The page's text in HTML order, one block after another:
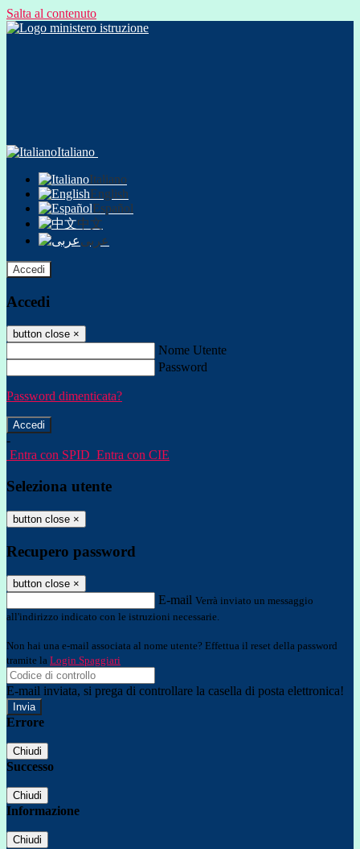
Salta al contenuto
Italiano
Italiano
English
Español
中文
عربى
Accedi
Accedi
button close ×
Nome Utente
Password
Password dimenticata?
-
Entra con SPID Entra con CIE
Seleziona utente
button close ×
Recupero password
button close ×
E-mail Verrà inviato un messaggio
all'indirizzo indicato con le istruzioni necessarie.
Non hai una e-mail associata al nome utente? Effettua il reset della password
tramite la Login Spaggiari
E-mail inviata, si prega di controllare la casella di posta elettronica!
Errore
Chiudi
Successo
Chiudi
Informazione
Chiudi